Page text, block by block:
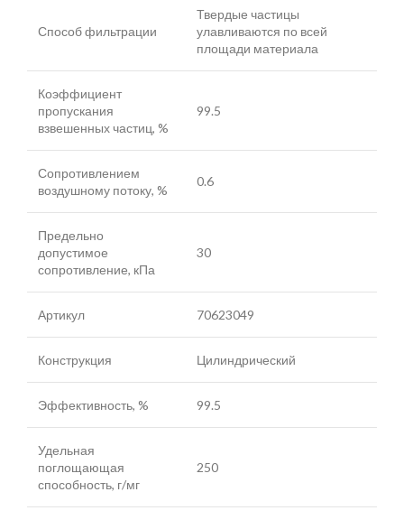
Способ фильтрации
Твердые частицы
улавливаются по всей
площади материала
Коэффициент
пропускания
взвешенных частиц, %
99.5
Сопротивлением
воздушному потоку, %
0.6
Предельно
допустимое
сопротивление, кПа
30
Артикул 70623049
Конструкция Цилиндрический
Эффективность, % 99.5
Удельная
поглощающая
способность, г/мг
250